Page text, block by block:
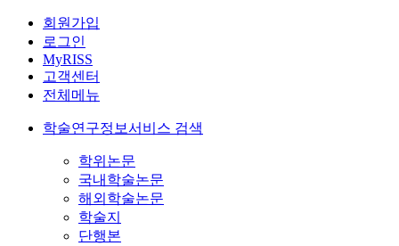
회원가입
로그인
MyRISS
고객센터
전체메뉴
학술연구정보서비스 검색
학위논문
국내학술논문
해외학술논문
학술지
단행본